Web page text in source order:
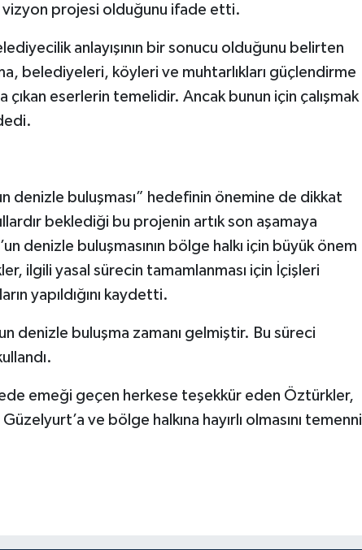
vizyon projesi olduğunu ifade etti.
anlayışının bir sonucu olduğunu belirten
belediyeleri, köyleri ve muhtarlıkları güçlendirme
çıkan eserlerin temelidir. Ancak bunun için çalışmak
denizle buluşması” hedefinin önemine de dikkat
beklediği bu projenin artık son aşamaya
denizle buluşmasının bölge halkı için büyük önem
ilgili yasal sürecin tamamlanması için İçişleri
yapıldığını kaydetti.
denizle buluşma zamanı gelmiştir. Bu süreci
emeği geçen herkese teşekkür eden Öztürkler,
Güzelyurt’a ve bölge halkına hayırlı olmasını temenni